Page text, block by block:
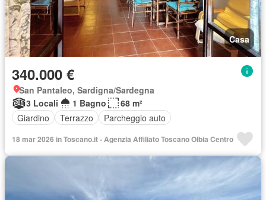
Casa
340.000 €
San Pantaleo, Sardigna/Sardegna
3 Locali
1 Bagno
68 m²
Giardino
Terrazzo Parcheggio auto
18 mar 2026 in Toscano.it - Agenzia Affiliato Toscano Olbia Centro